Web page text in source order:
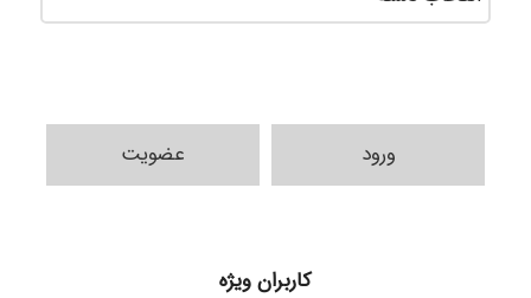
ورود عضویت
کاربران ویژه
H.ghaedi